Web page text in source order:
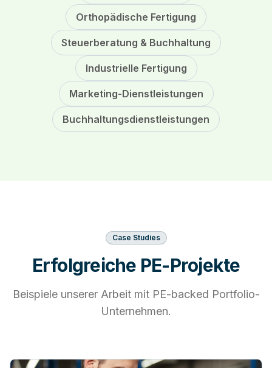
Orthopädische Fertigung
Steuerberatung & Buchhaltung
Industrielle Fertigung
Marketing-Dienstleistungen
Buchhaltungsdienstleistungen
Case Studies
Erfolgreiche PE-Projekte
Beispiele unserer Arbeit mit PE-backed Portfolio-
Unternehmen.